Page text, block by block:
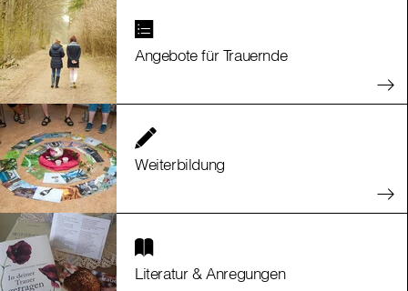
Angebote für Trauernde
Weiterbildung
Literatur & Anregungen